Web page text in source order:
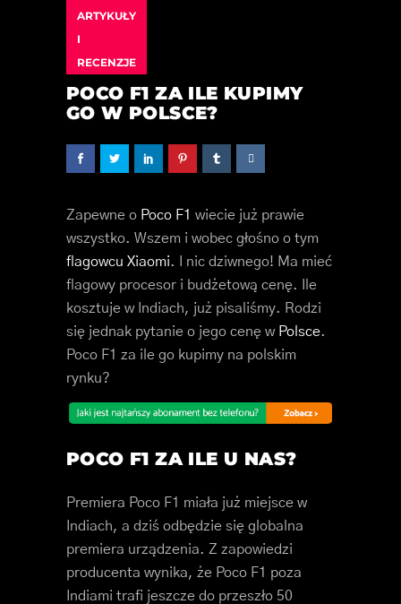
ARTYKUŁY
I
RECENZJE
POCO F1 ZA ILE KUPIMY
GO W POLSCE?
Zapewne o Poco F1 wiecie już prawie
wszystko. Wszem i wobec głośno o tym
flagowcu Xiaomi. I nic dziwnego! Ma mieć
flagowy procesor i budżetową cenę. Ile
kosztuje w Indiach, już pisaliśmy. Rodzi
się jednak pytanie o jego cenę w Polsce.
Poco F1 za ile go kupimy na polskim
rynku?
POCO F1 ZA ILE U NAS?
Premiera Poco F1 miała już miejsce w
Indiach, a dziś odbędzie się globalna
premiera urządzenia. Z zapowiedzi
producenta wynika, że Poco F1 poza
Indiami trafi jeszcze do przeszło 50